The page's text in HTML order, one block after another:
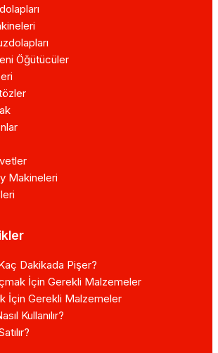
Öğütücüler
Makineleri
Dakikada Pişer?
İçin Gerekli Malzemeler
İçin Gerekli Malzemeler
Kullanılır?